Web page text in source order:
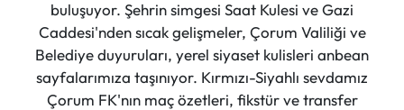
buluşuyor. Şehrin simgesi Saat Kulesi ve Gazi
Caddesi'nden sıcak gelişmeler, Çorum Valiliği ve
Belediye duyuruları, yerel siyaset kulisleri anbean
sayfalarımıza taşınıyor. Kırmızı-Siyahlı sevdamız
Çorum FK'nın maç özetleri, fikstür ve transfer